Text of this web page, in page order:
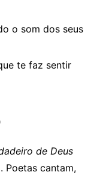
o som dos seus
te faz sentir
de Deus
Poetas cantam,